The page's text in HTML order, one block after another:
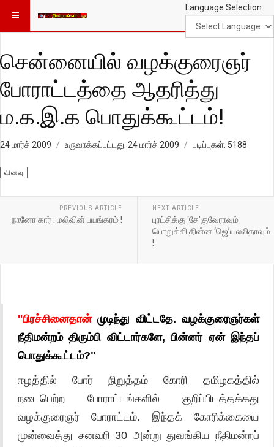
Language Selection
சென்னையில் வழக்குரைஞர்
போராட்டத்தை ஆதரித்து
ம.க.இ.க பொதுக்கூட்டம்!
24 மார்ச் 2009 உருவாக்கப்பட்டது: 24 மார்ச் 2009 படிப்புகள்: 5188
வினவு
PREVIOUS ARTICLE
நானோ கார் : மலிவின் பயங்கரம் !
NEXT ARTICLE
புரட்சிக்கு ‘சே’குவேராவும்
பொறுக்கி தின்ன ‘ஜெ’யலலிதாவும்
!
''பிரச்சினைதான்முடிந்து விட்டதே. வழக்குரைஞர்கள்
நீதிமன்றம் திரும்பி விட்டார்களே, பின்னர் ஏன் இந்தப்
பொதுக்கூட்டம்?"
ஈழத்தில் போர் நிறுத்தம் கோரி தமிழகத்தில்
நடைபெற்ற போராட்டங்களில் குறிப்பிடத்தக்கது
வழக்குரைஞர் போராட்டம். இந்தக் கோரிக்கையை
முன்வைத்து சனவரி 30 அன்று துவங்கிய நீதிமன்றப்